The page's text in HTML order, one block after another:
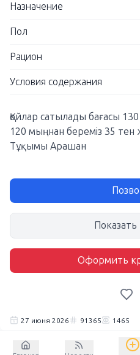
Назначение
Пол
Рацион
Условия содержания
Қойлар сатылады бағасы
120 мыңнан береміз 35 тен
Тұқымы Арашан
Оформить
27 июня 2026 91365 1465